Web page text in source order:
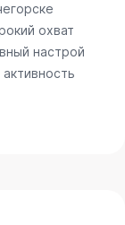
охват
настрой